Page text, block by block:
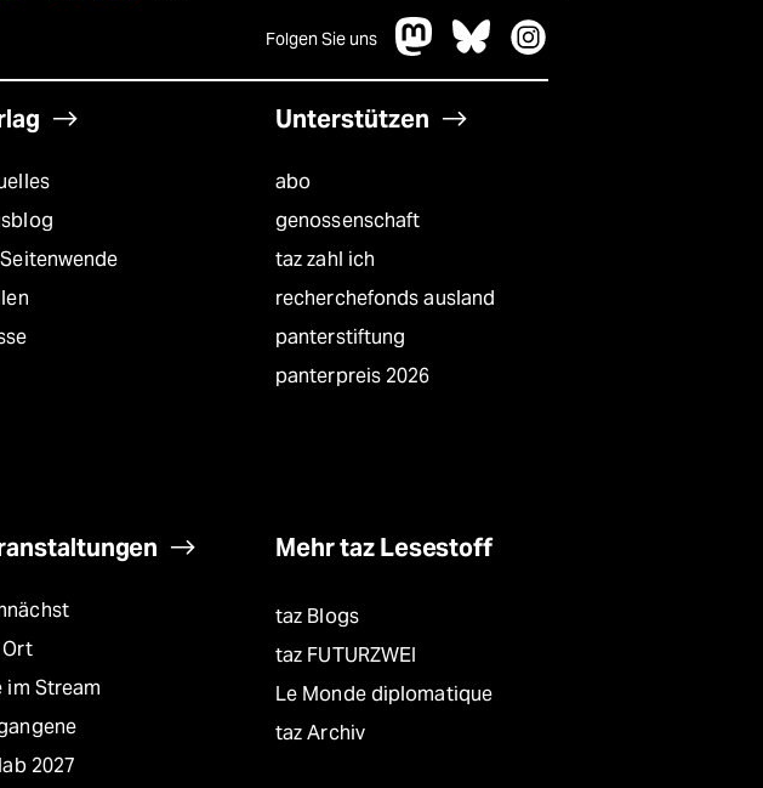
Folgen Sie uns
Unterstützen
abo
genossenschaft
taz zahl ich
recherchefonds ausland
panterstiftung
panterpreis 2026
im Stream
2027
Mehr taz Lesestoff
taz Blogs
taz FUTURZWEI
Le Monde diplomatique
taz Archiv